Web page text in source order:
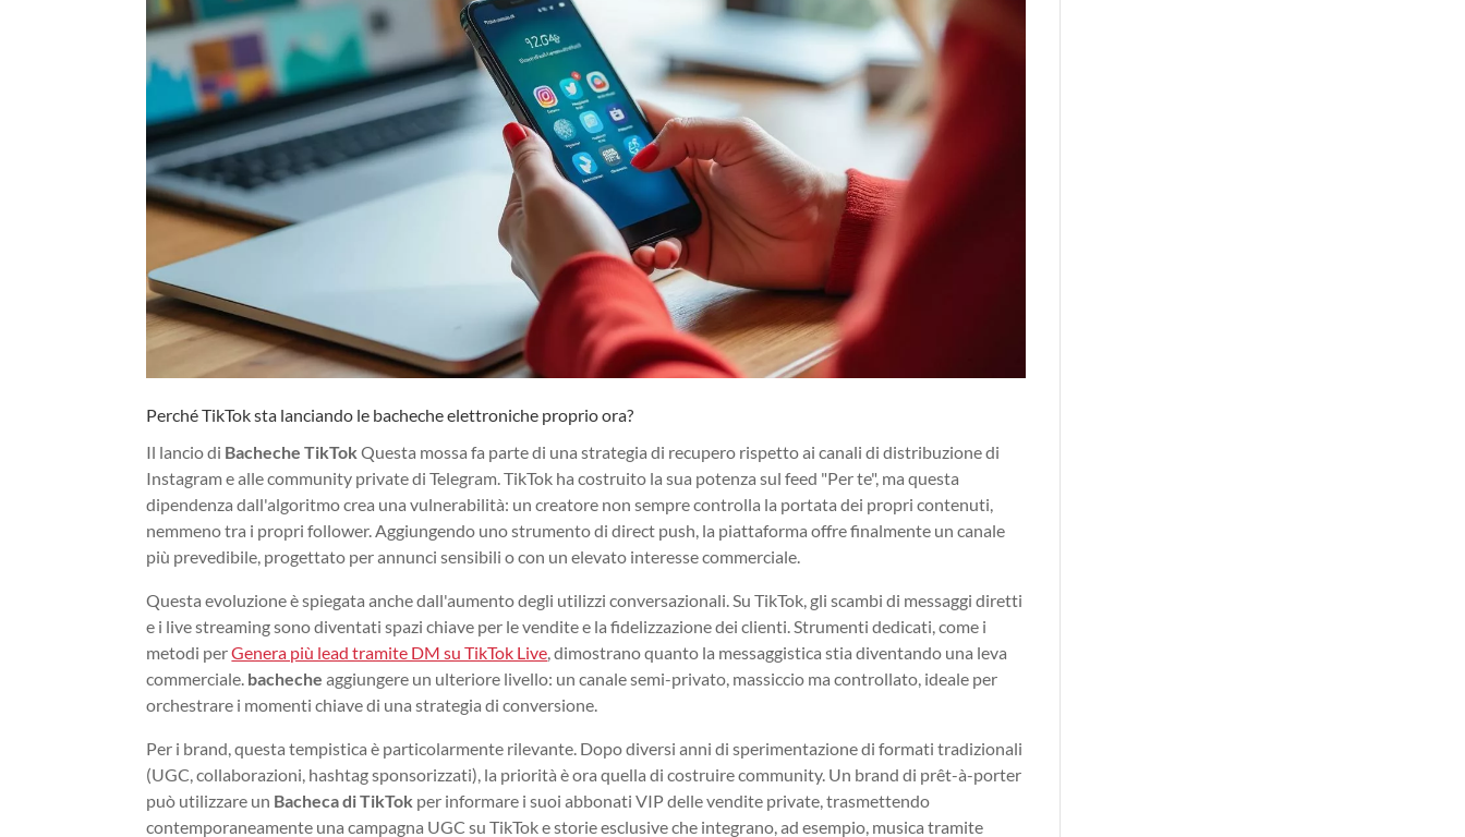
Perché TikTok sta lanciando le bacheche elettroniche proprio ora?
Il lancio di Bacheche TikTok Questa mossa fa parte di una strategia di recupero rispetto ai canali di distribuzione di
Instagram e alle community private di Telegram. TikTok ha costruito la sua potenza sul feed "Per te", ma questa
dipendenza dall'algoritmo crea una vulnerabilità: un creatore non sempre controlla la portata dei propri contenuti,
nemmeno tra i propri follower. Aggiungendo uno strumento di direct push, la piattaforma offre finalmente un canale
più prevedibile, progettato per annunci sensibili o con un elevato interesse commerciale.
Questa evoluzione è spiegata anche dall'aumento degli utilizzi conversazionali. Su TikTok, gli scambi di messaggi diretti
e i live streaming sono diventati spazi chiave per le vendite e la fidelizzazione dei clienti. Strumenti dedicati, come i
metodi perGenera più lead tramite DM su TikTok Live , dimostrano quanto la messaggistica stia diventando una leva
commerciale. bacheche aggiungere un ulteriore livello: un canale semi-privato, massiccio ma controllato, ideale per
orchestrare i momenti chiave di una strategia di conversione.
Per i brand, questa tempistica è particolarmente rilevante. Dopo diversi anni di sperimentazione di formati tradizionali
(UGC, collaborazioni, hashtag sponsorizzati), la priorità è ora quella di costruire community. Un brand di prêt-à-porter
può utilizzare un Bacheca di TikTok per informare i suoi abbonati VIP delle vendite private, trasmettendo
contemporaneamente una campagna UGC su TikTok e storie esclusive che integrano, ad esempio, musica tramite